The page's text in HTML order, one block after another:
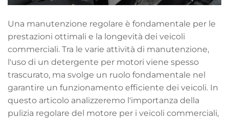
Una manutenzione regolare è fondamentale per le
prestazioni ottimali e la longevità dei veicoli
commerciali. Tra le varie attività di manutenzione,
l'uso di un detergente per motori viene spesso
trascurato, ma svolge un ruolo fondamentale nel
garantire un funzionamento efficiente dei veicoli. In
questo articolo analizzeremo l'importanza della
pulizia regolare del motore per i veicoli commerciali,